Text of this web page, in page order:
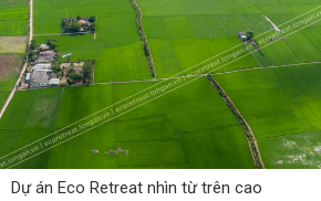
Dự án Eco Retreat nhìn từ trên cao